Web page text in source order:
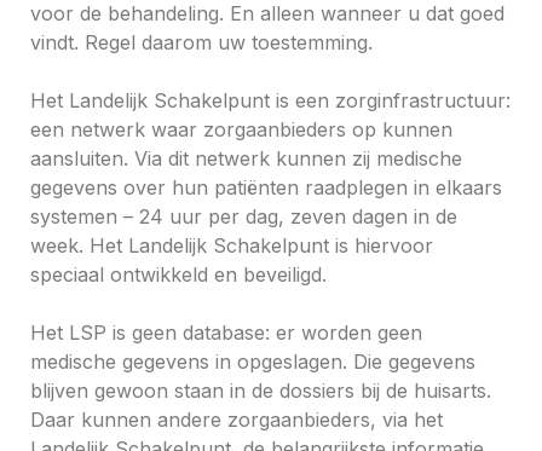
voor de behandeling. En alleen wanneer u dat goed
vindt. Regel daarom uw toestemming.
Het Landelijk Schakelpunt is een zorginfrastructuur:
een netwerk waar zorgaanbieders op kunnen
aansluiten. Via dit netwerk kunnen zij medische
gegevens over hun patiënten raadplegen in elkaars
systemen – 24 uur per dag, zeven dagen in de
week. Het Landelijk Schakelpunt is hiervoor
speciaal ontwikkeld en beveiligd.
Het LSP is geen database: er worden geen
medische gegevens in opgeslagen. Die gegevens
blijven gewoon staan in de dossiers bij de huisarts.
Daar kunnen andere zorgaanbieders, via het